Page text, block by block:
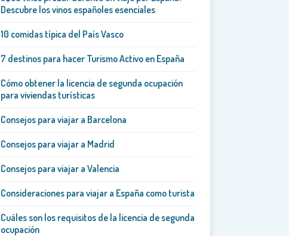
Descubre los vinos españoles esenciales
10 comidas típica del País Vasco
7 destinos para hacer Turismo Activo en España
Cómo obtener la licencia de segunda ocupación
para viviendas turísticas
Consejos para viajar a Barcelona
Consejos para viajar a Madrid
Consejos para viajar a Valencia
Consideraciones para viajar a España como turista
Cuáles son los requisitos de la licencia de segunda
ocupación